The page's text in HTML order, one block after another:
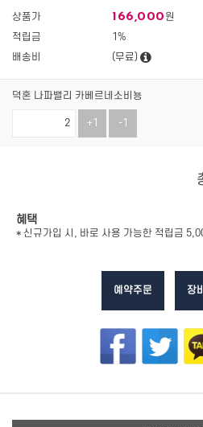
상품가 166,000 원
적립금
1%
배송비
(무료)
덕혼 나파밸리 카베르네소비뇽
+1 -1
혜택
* 신규가입 시, 바로 사용 가능한 적립금
예약주문 장